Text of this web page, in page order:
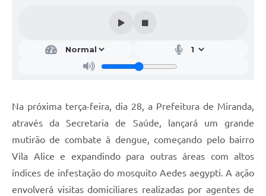
Na próxima terça-feira, dia 28, a Prefeitura de Miranda,
através da Secretaria de Saúde, lançará um grande
mutirão de combate à dengue, começando pelo bairro
Vila Alice e expandindo para outras áreas com altos
índices de infestação do mosquito Aedes aegypti. A ação
envolverá visitas domiciliares realizadas por agentes de